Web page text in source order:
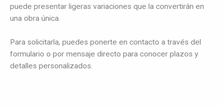
puede presentar ligeras variaciones que la convertirán en
una obra única.
Para solicitarla, puedes ponerte en contacto a través del
formulario o por mensaje directo para conocer plazos y
detalles personalizados.